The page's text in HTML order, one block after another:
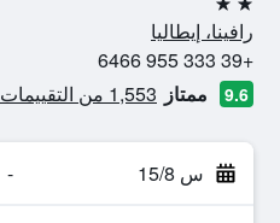
2 نجمتين
رافينا، إيطاليا
+39 333 955 6466
9.6 ممتاز 1,553 من التقييمات تم التحقق منها
س 15/8 -